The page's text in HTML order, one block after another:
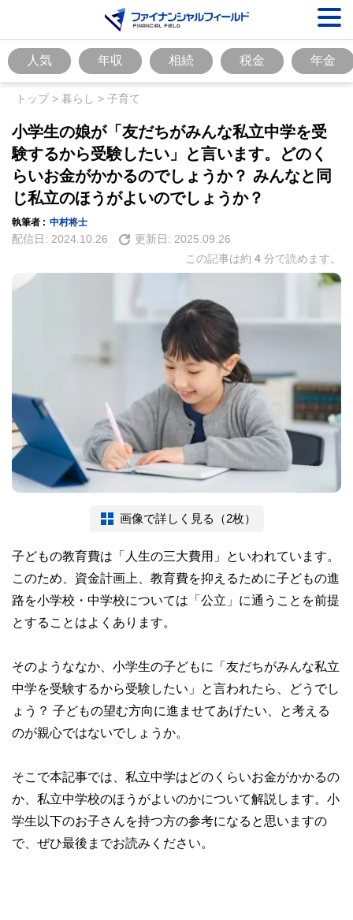
人気 年収 相続 税金 年金
トップ> 暮らし > 子育て
小学生の娘が「友だちがみんな私立中学を受
験するから受験したい」と言います。どのく
らいお金がかかるのでしょうか？ みんなと同
じ私立のほうがよいのでしょうか？
執筆者 : 中村将士
配信日: 2024.10.26 更新日: 2025.09.26
この記事は約 4 分で読めます。
画像で詳しく見る（2枚）
子どもの教育費は「人生の三大費用」といわれています。
このため、資金計画上、教育費を抑えるために子どもの進
路を小学校・中学校については「公立」に通うことを前提
とすることはよくあります。
そのようななか、小学生の子どもに「友だちがみんな私立
中学を受験するから受験したい」と言われたら、どうでし
ょう？ 子どもの望む方向に進ませてあげたい、と考える
のが親心ではないでしょうか。
そこで本記事では、私立中学はどのくらいお金がかかるの
か、私立中学校のほうがよいのかについて解説します。小
学生以下のお子さんを持つ方の参考になると思いますの
で、ぜひ最後までお読みください。